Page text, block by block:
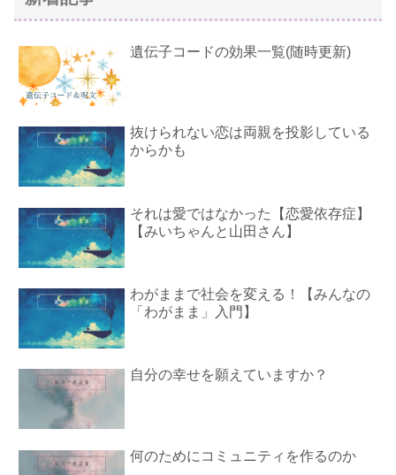
遺伝子コードの効果一覧(随時更新)
抜けられない恋は両親を投影している
からかも
それは愛ではなかった【恋愛依存症】
【みいちゃんと山田さん】
わがままで社会を変える！【みんなの
「わがまま」入門】
自分の幸せを願えていますか？
何のためにコミュニティを作るのか